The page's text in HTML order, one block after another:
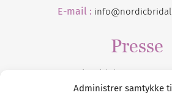
Administrer samtykke
E-mail :
Presse
Tilmeld dig vores